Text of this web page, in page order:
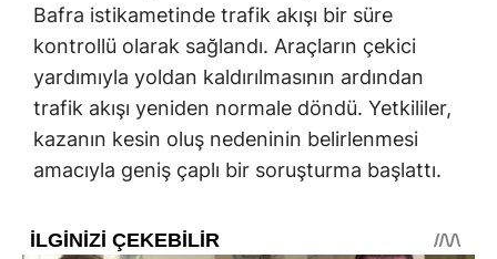
Bafra istikametinde trafik akışı bir süre
kontrollü olarak sağlandı. Araçların çekici
yardımıyla yoldan kaldırılmasının ardından
trafik akışı yeniden normale döndü. Yetkililer,
kazanın kesin oluş nedeninin belirlenmesi
amacıyla geniş çaplı bir soruşturma başlattı.